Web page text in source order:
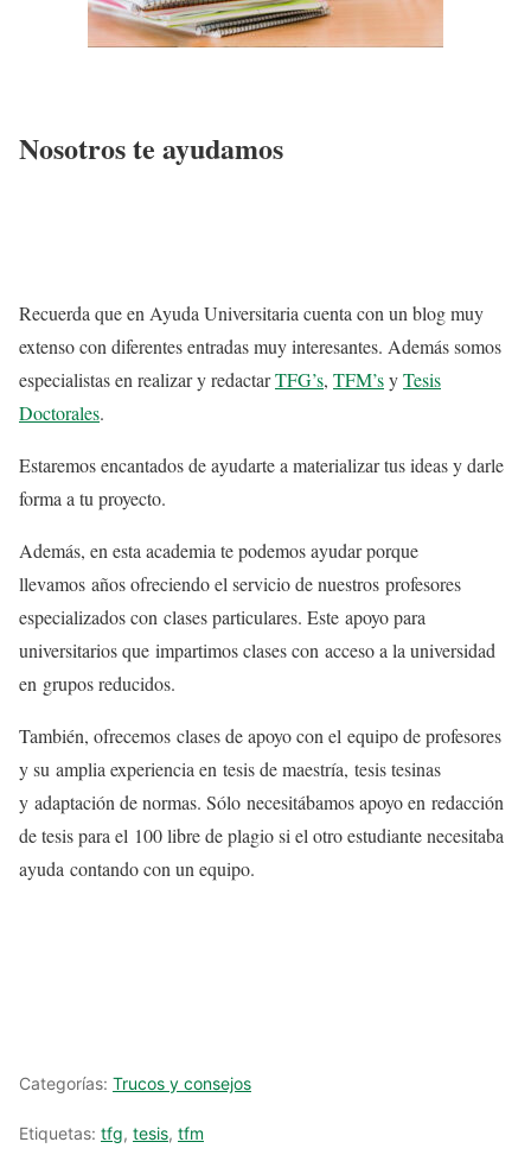
Nosotros te ayudamos
Recuerda que en Ayuda Universitaria cuenta con un blog muy
extenso con diferentes entradas muy interesantes. Además somos
especialistas en realizar y redactarTFG’s, TFM’syTesis
Doctorales.
Estaremos encantados de ayudarte a materializar tus ideas y darle
forma a tu proyecto.
Además, en esta academia te podemos ayudar porque
llevamos años ofreciendo el servicio de nuestros profesores
especializados con clases particulares. Este apoyo para
universitarios que impartimos clases con acceso a la universidad
en grupos reducidos.
También, ofrecemos clases de apoyo con el equipo de profesores
y su amplia experiencia en tesis de maestría, tesis tesinas
y adaptación de normas. Sólo necesitábamos apoyo en redacción
de tesis para el 100 libre de plagio si el otro estudiante necesitaba
ayuda contando con un equipo.
Categorías: Trucos y consejos
Etiquetas: tfg, tesis, tfm